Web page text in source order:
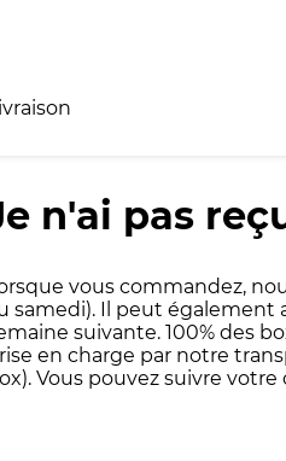
n'ai pas
vous commandez,
samedi). Il peut
suivante. 100% des
en charge par notre
Vous pouvez suivre